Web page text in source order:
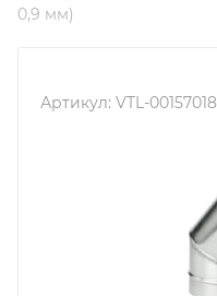
0,9 мм)
Артикул: VTL-00157018